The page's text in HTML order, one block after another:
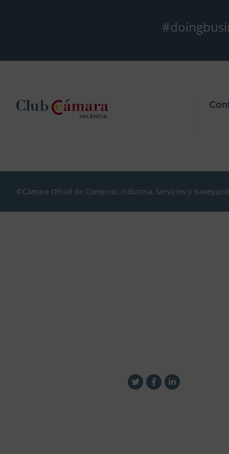
©Cámara Oficial de Comercio, Industria, Servicios y